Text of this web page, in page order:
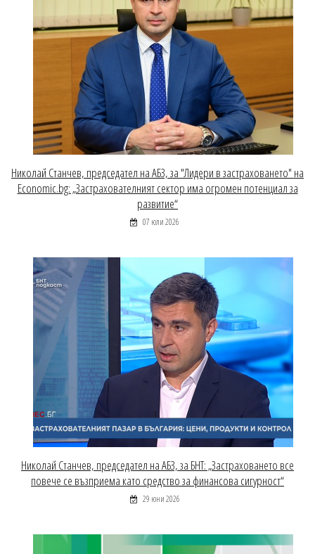
Николай Станчев, председател на АБЗ, за "Лидери в застраховането" на
Economic.bg: „Застрахователният сектор има огромен потенциал за
развитие“
07 юли 2026
Николай Станчев, председател на АБЗ, за БНТ: „Застраховането все
повече се възприема като средство за финансова сигурност“
29 юни 2026